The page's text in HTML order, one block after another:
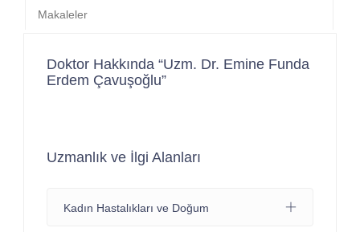
Makaleler
Doktor Hakkında “Uzm. Dr. Emine Funda
Erdem Çavuşoğlu”
Uzmanlık ve İlgi Alanları
Kadın Hastalıkları ve Doğum